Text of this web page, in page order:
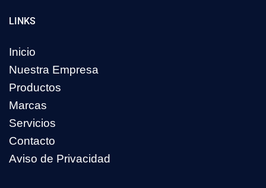
LINKS
Inicio
Nuestra Empresa
Productos
Marcas
Servicios
Contacto
Aviso de Privacidad